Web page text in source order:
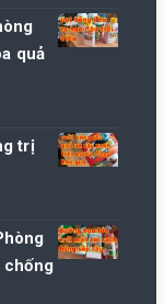
quả
trị
chống